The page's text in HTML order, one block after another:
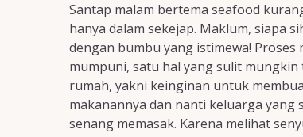
Santap malam bertema seafood
hanya dalam sekejap. Maklum, siapa
dengan bumbu yang istimewa!
mumpuni, satu hal yang sulit
rumah, yakni keinginan untuk
makanannya dan nanti keluarga
senang memasak. Karena melihat